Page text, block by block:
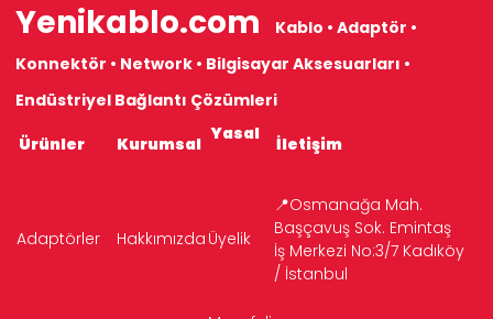
Yenikablo.com
Kablo • Adaptör •
Konnektör • Network • Bilgisayar Aksesuarları •
Endüstriyel Bağlantı Çözümleri
Ürünler
Kurumsal Yasal İletişim
Adaptörler Hakkımızda Üyelik
📍Osmanağa Mah.
Başçavuş Sok. Emintaş
İş Merkezi No:3/7 Kadıköy
/ İstanbul